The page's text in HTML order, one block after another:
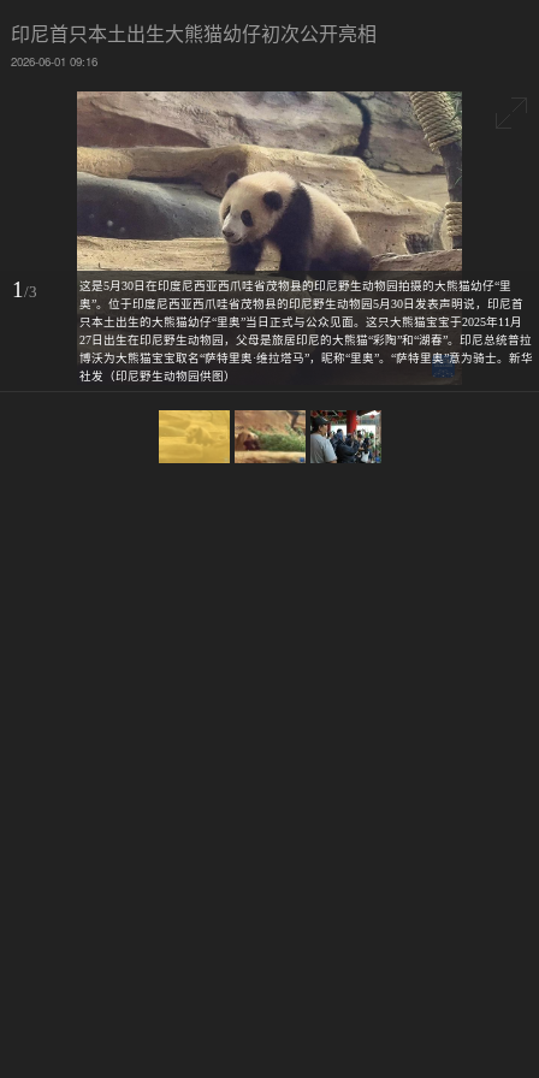
印尼首只本土出生大熊猫幼仔初次公开亮相
2026-06-01 09:16
1/3
这是5月30日在印度尼西亚西爪哇省茂物县的印尼野生动物园拍摄的大熊猫幼仔“里
奥”。位于印度尼西亚西爪哇省茂物县的印尼野生动物园5月30日发表声明说，印尼首
只本土出生的大熊猫幼仔“里奥”当日正式与公众见面。这只大熊猫宝宝于2025年11月
27日出生在印尼野生动物园，父母是旅居印尼的大熊猫“彩陶”和“湖春”。印尼总统普拉
博沃为大熊猫宝宝取名“萨特里奥·维拉塔马”，昵称“里奥”。“萨特里奥”意为骑士。新华
社发（印尼野生动物园供图）